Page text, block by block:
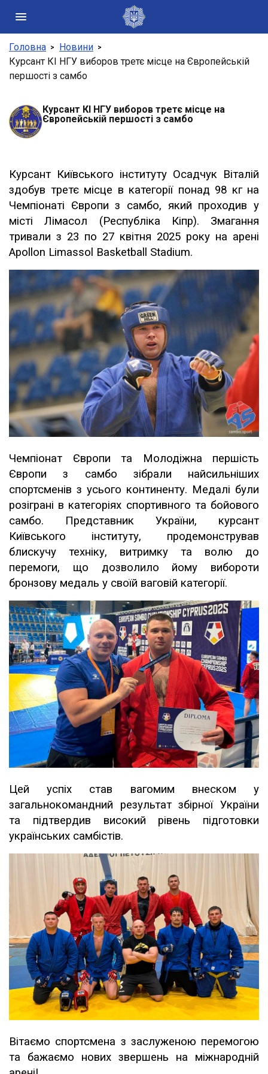
Головна
Новини
Курсант КІ НГУ виборов третє місце на Європейській
першості з самбо
Курсант КІ НГУ виборов третє місце на
Європейській першості з самбо
Курсант Київського інституту Осадчук Віталій
здобув третє місце в категорії понад 98 кг на
Чемпіонаті Європи з самбо, який проходив у
місті Лімасол (Республіка Кіпр). Змагання
тривали з 23 по 27 квітня 2025 року на арені
Apollon Limassol Basketball Stadium.
Чемпіонат Європи та Молодіжна першість
Європи з самбо зібрали найсильніших
спортсменів з усього континенту. Медалі були
розіграні в категоріях спортивного та бойового
самбо. Представник України, курсант
Київського інституту, продемонстрував
блискучу техніку, витримку та волю до
перемоги, що дозволило йому вибороти
бронзову медаль у своїй ваговій категорії.
Цей успіх став вагомим внеском у
загальнокомандний результат збірної України
та підтвердив високий рівень підготовки
українських самбістів.
Вітаємо спортсмена з заслуженою перемогою
та бажаємо нових звершень на міжнародній
Державні сайти України
Президент України
Конституційний суд України
Рада національної безпеки і оборони України